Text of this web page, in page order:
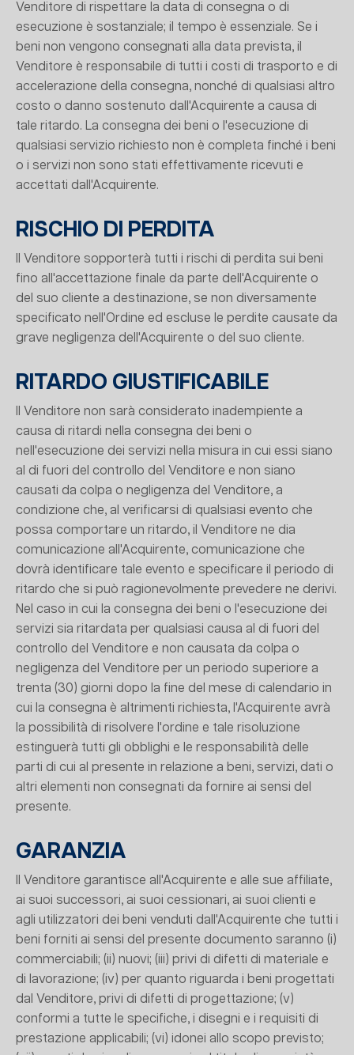
Venditore di rispettare la data di consegna o di
esecuzione è sostanziale; il tempo è essenziale. Se i
beni non vengono consegnati alla data prevista, il
Venditore è responsabile di tutti i costi di trasporto e di
accelerazione della consegna, nonché di qualsiasi altro
costo o danno sostenuto dall'Acquirente a causa di
tale ritardo. La consegna dei beni o l'esecuzione di
qualsiasi servizio richiesto non è completa finché i beni
o i servizi non sono stati effettivamente ricevuti e
accettati dall'Acquirente.
RISCHIO DI PERDITA
Il Venditore sopporterà tutti i rischi di perdita sui beni
fino all'accettazione finale da parte dell'Acquirente o
del suo cliente a destinazione, se non diversamente
specificato nell'Ordine ed escluse le perdite causate da
grave negligenza dell'Acquirente o del suo cliente.
RITARDO GIUSTIFICABILE
Il Venditore non sarà considerato inadempiente a
causa di ritardi nella consegna dei beni o
nell'esecuzione dei servizi nella misura in cui essi siano
al di fuori del controllo del Venditore e non siano
causati da colpa o negligenza del Venditore, a
condizione che, al verificarsi di qualsiasi evento che
possa comportare un ritardo, il Venditore ne dia
comunicazione all'Acquirente, comunicazione che
dovrà identificare tale evento e specificare il periodo di
ritardo che si può ragionevolmente prevedere ne derivi.
Nel caso in cui la consegna dei beni o l'esecuzione dei
servizi sia ritardata per qualsiasi causa al di fuori del
controllo del Venditore e non causata da colpa o
negligenza del Venditore per un periodo superiore a
trenta (30) giorni dopo la fine del mese di calendario in
cui la consegna è altrimenti richiesta, l'Acquirente avrà
la possibilità di risolvere l'ordine e tale risoluzione
estinguerà tutti gli obblighi e le responsabilità delle
parti di cui al presente in relazione a beni, servizi, dati o
altri elementi non consegnati da fornire ai sensi del
presente.
GARANZIA
Il Venditore garantisce all'Acquirente e alle sue affiliate,
ai suoi successori, ai suoi cessionari, ai suoi clienti e
agli utilizzatori dei beni venduti dall'Acquirente che tutti i
beni forniti ai sensi del presente documento saranno (i)
commerciabili; (ii) nuovi; (iii) privi di difetti di materiale e
di lavorazione; (iv) per quanto riguarda i beni progettati
dal Venditore, privi di difetti di progettazione; (v)
conformi a tutte le specifiche, i disegni e i requisiti di
prestazione applicabili; (vi) idonei allo scopo previsto;